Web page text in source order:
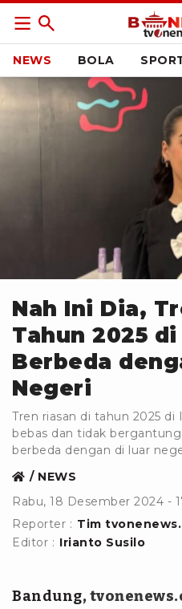
NEWS BOLA
Nah Ini Dia,
Tahun 2025
Berbeda
Negeri
Tren riasan di tahun 2025
bebas dan tidak
berbeda dengan di luar
NEWS
Rabu, 18 Desember 2024 -
Reporter : Tim
Editor : Irianto Susilo
Bandung,